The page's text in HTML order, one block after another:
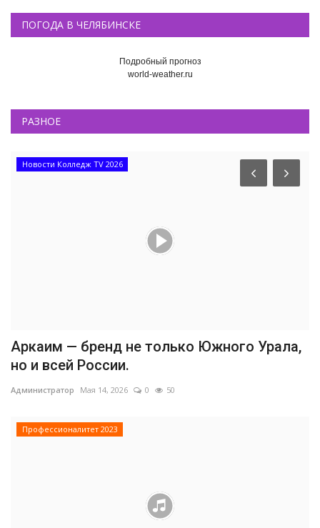
ПОГОДА В ЧЕЛЯБИНСКЕ
Подробный прогноз
world-weather.ru
РАЗНОЕ
Новости Колледж TV 2026
Аркаим — бренд не только Южного Урала,
но и всей России.
Администратор Мая 14, 2026 0 50
Профессионалитет 2023